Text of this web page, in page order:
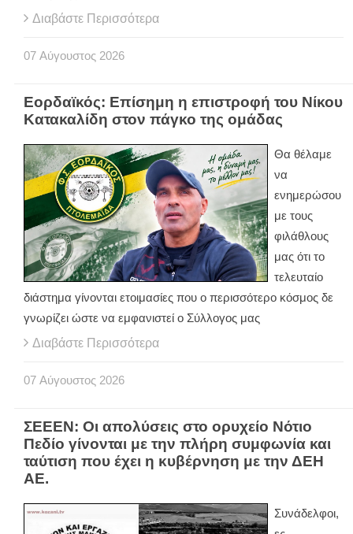
Διαβάστε Περισσότερα
07 Αύγουστος 2026
Εορδαϊκός: Επίσημη η επιστροφή του Νίκου
Κατακαλίδη στον πάγκο της ομάδας
Θα θέλαμε
να
ενημερώσου
με τους
φιλάθλους
μας ότι το
τελευταίο
διάστημα γίνονται ετοιμασίες που ο περισσότερο κόσμος δε
γνωρίζει ώστε να εμφανιστεί ο Σύλλογος μας
Διαβάστε Περισσότερα
07 Αύγουστος 2026
ΣΕΕΕΝ: Οι απολύσεις στο ορυχείο Νότιο
Πεδίο γίνονται με την πλήρη συμφωνία και
ταύτιση που έχει η κυβέρνηση με την ΔΕΗ
ΑΕ.
Συνάδελφοι,